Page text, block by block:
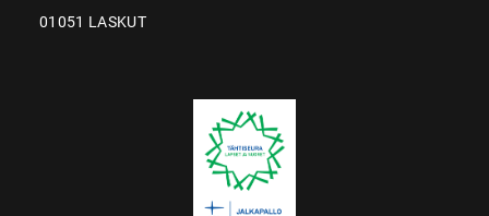
01051 LASKUT